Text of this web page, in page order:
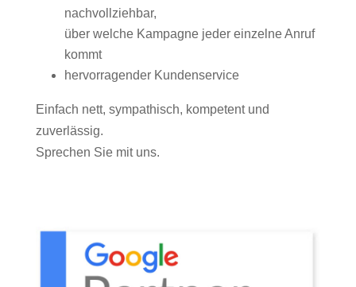
nachvollziehbar,
über welche Kampagne jeder einzelne Anruf
kommt
hervorragender Kundenservice
Einfach nett, sympathisch, kompetent und
zuverlässig.
Sprechen Sie mit uns.